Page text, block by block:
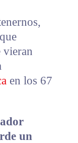
vieran
en los 67
un